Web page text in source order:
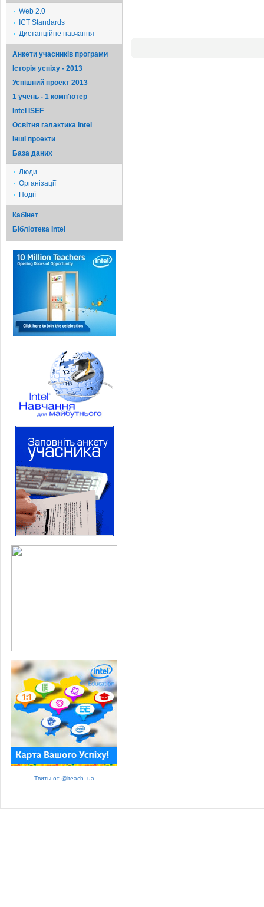
Web 2.0
ICT Standards
Дистанційне навчання
Анкети учасників програми
Історія успіху - 2013
Успішний проект 2013
1 учень - 1 комп'ютер
Intel ISEF
Освітня галактика Intel
Iншi проекти
База даних
Люди
Організації
Події
Кабінет
Бібліотека Intel
Твиты от @iteach_ua